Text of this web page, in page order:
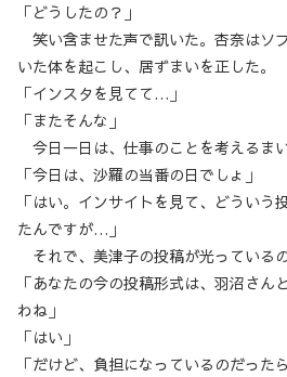
「どうしたの？」
笑い含ませた声で訊いた。杏奈はソ
いた体を起こし、居ずまいを正した。
「インスタを見てて…」
「またそんな」
今日一日は、仕事のことを考えるま
「今日は、沙羅の当番の日でしょ」
「はい。インサイトを見て、どういう
たんですが…」
それで、美津子の投稿が光っている
「あなたの今の投稿形式は、羽沼さん
わね」
「はい」
「だけど、負担になっているのだった